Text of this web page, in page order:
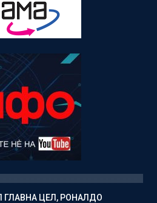
ГЛАВНА ЦЕЛ, РОНАЛДО